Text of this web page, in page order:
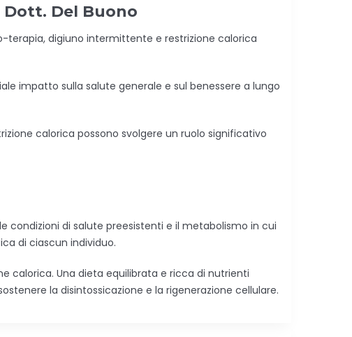
Del Buono
terapia, digiuno intermittente e restrizione calorica
impatto sulla salute generale e sul benessere a lungo
calorica possono svolgere un ruolo significativo
condizioni di salute preesistenti e il metabolismo in cui
di ciascun individuo.
calorica. Una dieta equilibrata e ricca di nutrienti
la disintossicazione e la rigenerazione cellulare.